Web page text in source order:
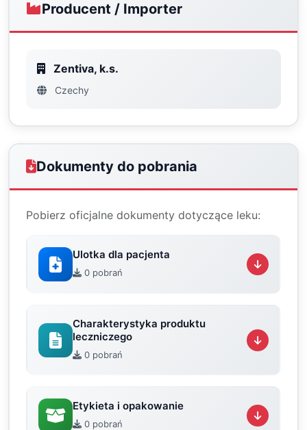
Producent / Importer
Zentiva, k.s.
Czechy
Dokumenty do pobrania
Pobierz oficjalne dokumenty dotyczące leku:
Ulotka dla pacjenta
0 pobrań
Charakterystyka produktu
leczniczego
0 pobrań
Etykieta i opakowanie
0 pobrań